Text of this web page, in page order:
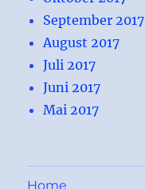
September 2017
August 2017
Juli 2017
Juni 2017
Mai 2017
Home